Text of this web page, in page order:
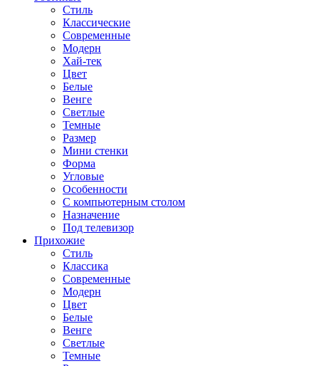
Стиль
Классические
Современные
Модерн
Хай-тек
Цвет
Белые
Венге
Светлые
Темные
Размер
Мини стенки
Форма
Угловые
Особенности
С компьютерным столом
Назначение
Под телевизор
Прихожие
Стиль
Классика
Современные
Модерн
Цвет
Белые
Венге
Светлые
Темные